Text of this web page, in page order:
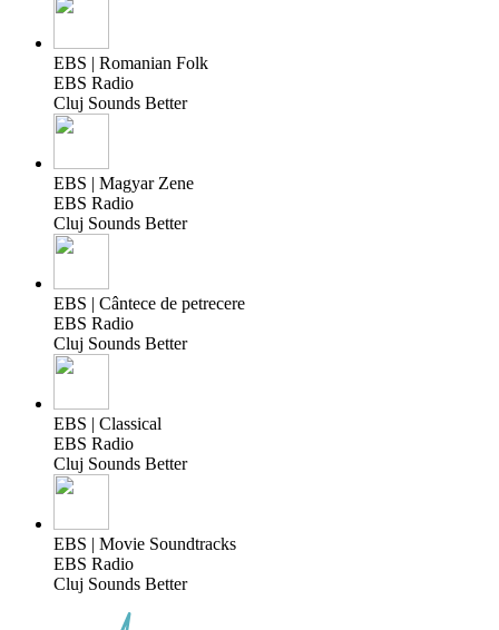
EBS | Romanian Folk
EBS Radio
Cluj Sounds Better
EBS | Magyar Zene
EBS Radio
Cluj Sounds Better
EBS | Cântece de petrecere
EBS Radio
Cluj Sounds Better
EBS | Classical
EBS Radio
Cluj Sounds Better
EBS | Movie Soundtracks
EBS Radio
Cluj Sounds Better